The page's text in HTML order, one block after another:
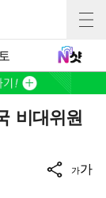
비대위원
가가